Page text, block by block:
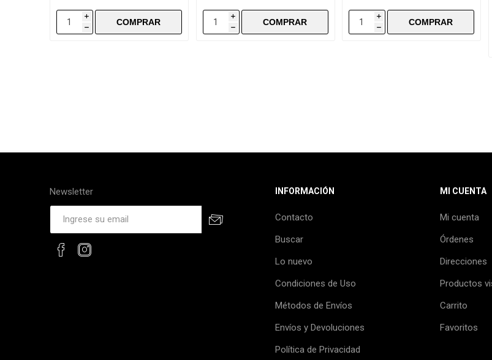
i
h
i
h
i
h
Newsletter INFORMACIÓN
Contacto
Buscar
Lo nuevo
Condiciones de Uso
Métodos de Envíos
Envíos y Devoluciones
Política de Privacidad
MI CUENTA
Mi cuenta
Órdenes
Direcciones
Productos
Carrito
Favoritos